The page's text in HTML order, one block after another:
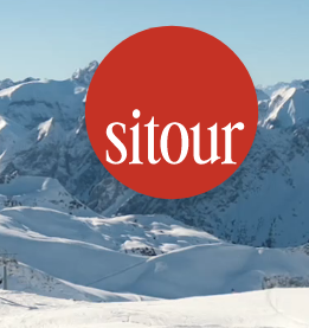
SITOUR